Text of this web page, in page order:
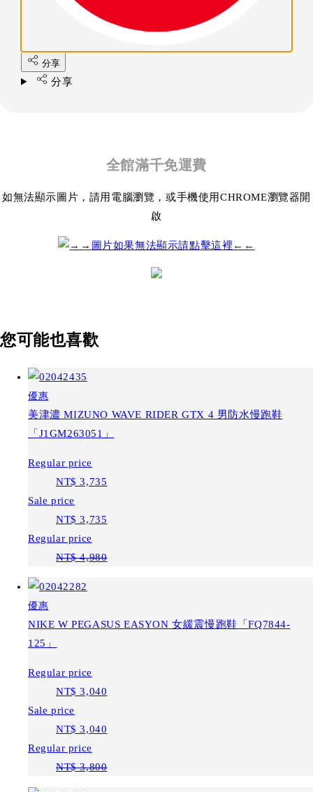
分享
分享
全館滿千免運費
如無法顯示圖片，請用電腦瀏覽，或手機使用CHROME瀏覽器開
啟
您可能也喜歡
優惠
美津濃 MIZUNO WAVE RIDER GTX 4 男防水慢跑鞋
「J1GM263051」
Regular price
NT$ 3,735
Sale price
NT$ 3,735
Regular price
NT$ 4,980
優惠
NIKE W PEGASUS EASYON 女緩震慢跑鞋「FQ7844-
125」
Regular price
NT$ 3,040
Sale price
NT$ 3,040
Regular price
NT$ 3,800